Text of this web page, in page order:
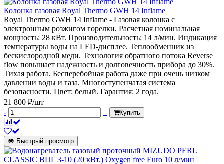
Колонка газовая Royal Thermo GWH 14 Inflame
Royal Thermo GWH 14 Inflame - Газовая колонка с
электронным розжигом горелки. Расчетная номинальная
мощность: 28 кВт. Производительность: 14 л/мин. Индикация
температуры воды на LED-дисплее. Теплообменник из
бескислородной меди. Технология обратного потока Reverse
flow повышает надежность и долговечность прибора до 30%.
Тихая работа. Бесперебойная работа даже при очень низком
давлении воды и газа. Многоступенчатая система
безопасности. Цвет: белый. Гарантия: 2 года.
21 800 ₽/шт
-
+ Купить
Быстрый просмотр